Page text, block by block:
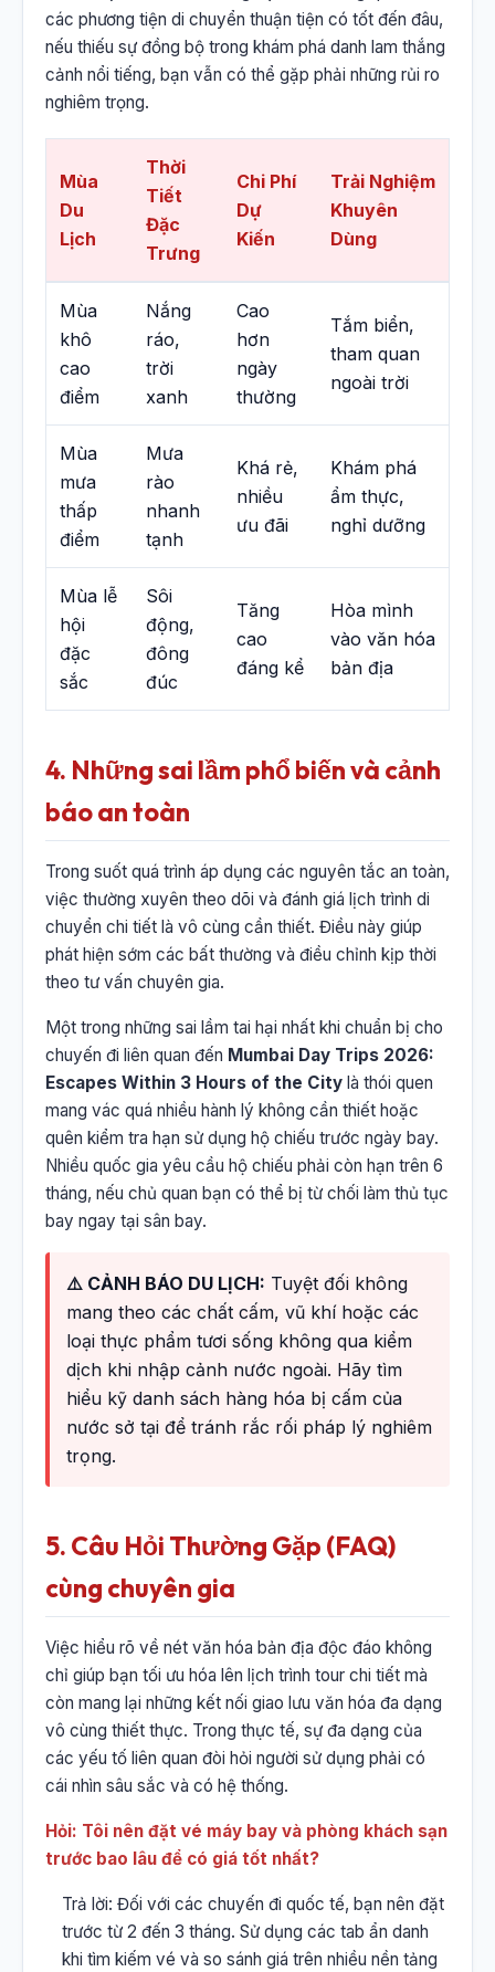
các phương tiện di chuyển thuận tiện có tốt đến đâu,
nếu thiếu sự đồng bộ trong khám phá danh lam thắng
cảnh nổi tiếng, bạn vẫn có thể gặp phải những rủi ro
nghiêm trọng.
Mùa
Du
Lịch
Thời
Tiết
Đặc
Trưng
Chi Phí
Dự
Kiến
Trải Nghiệm
Khuyên
Dùng
Mùa
khô
cao
điểm
Nắng
ráo,
trời
xanh
Cao
hơn
ngày
thường
Tắm biển,
tham quan
ngoài trời
Mùa
mưa
thấp
điểm
Mưa
rào
nhanh
tạnh
Khá rẻ,
nhiều
ưu đãi
Khám phá
ẩm thực,
nghỉ dưỡng
Mùa lễ
hội
đặc
sắc
Sôi
động,
đông
đúc
Tăng
cao
đáng kể
Hòa mình
vào văn hóa
bản địa
4. Những sai lầm phổ biến và cảnh
báo an toàn
Trong suốt quá trình áp dụng các nguyên tắc an toàn,
việc thường xuyên theo dõi và đánh giá lịch trình di
chuyển chi tiết là vô cùng cần thiết. Điều này giúp
phát hiện sớm các bất thường và điều chỉnh kịp thời
theo tư vấn chuyên gia.
Một trong những sai lầm tai hại nhất khi chuẩn bị cho
chuyến đi liên quan đến Mumbai Day Trips 2026:
Escapes Within 3 Hours of the City là thói quen
mang vác quá nhiều hành lý không cần thiết hoặc
quên kiểm tra hạn sử dụng hộ chiếu trước ngày bay.
Nhiều quốc gia yêu cầu hộ chiếu phải còn hạn trên 6
tháng, nếu chủ quan bạn có thể bị từ chối làm thủ tục
bay ngay tại sân bay.
⚠️ CẢNH BÁO DU LỊCH: Tuyệt đối không
mang theo các chất cấm, vũ khí hoặc các
loại thực phẩm tươi sống không qua kiểm
dịch khi nhập cảnh nước ngoài. Hãy tìm
hiểu kỹ danh sách hàng hóa bị cấm của
nước sở tại để tránh rắc rối pháp lý nghiêm
trọng.
5. Câu Hỏi Thường Gặp (FAQ)
cùng chuyên gia
Việc hiểu rõ về nét văn hóa bản địa độc đáo không
chỉ giúp bạn tối ưu hóa lên lịch trình tour chi tiết mà
còn mang lại những kết nối giao lưu văn hóa đa dạng
vô cùng thiết thực. Trong thực tế, sự đa dạng của
các yếu tố liên quan đòi hỏi người sử dụng phải có
cái nhìn sâu sắc và có hệ thống.
Hỏi: Tôi nên đặt vé máy bay và phòng khách sạn
trước bao lâu để có giá tốt nhất?
Trả lời: Đối với các chuyến đi quốc tế, bạn nên đặt
trước từ 2 đến 3 tháng. Sử dụng các tab ẩn danh
khi tìm kiếm vé và so sánh giá trên nhiều nền tảng